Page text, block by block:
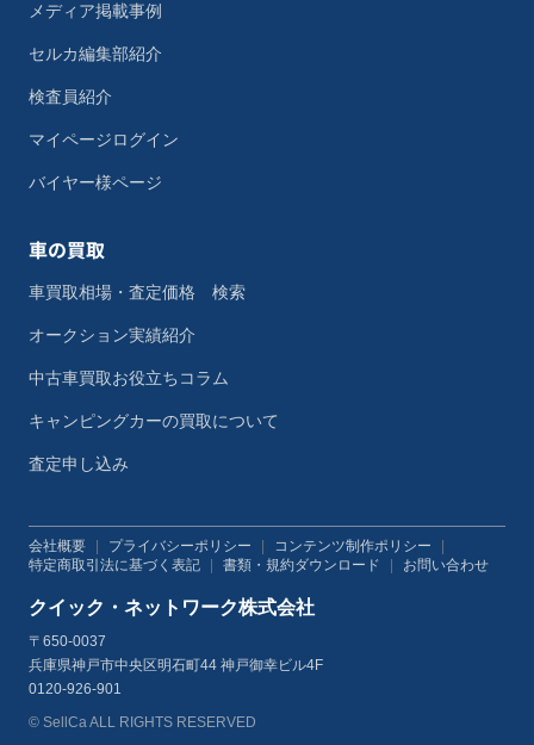
メディア掲載事例
セルカ編集部紹介
検査員紹介
マイページログイン
バイヤー様ページ
車の買取
車買取相場・査定価格 検索
オークション実績紹介
中古車買取お役立ちコラム
キャンピングカーの買取について
査定申し込み
会社概要 プライバシーポリシー コンテンツ制作ポリシー
特定商取引法に基づく表記
書類・規約ダウンロード お問い合わせ
クイック・ネットワーク株式会社
〒650-0037
兵庫県神戸市中央区明石町44 神戸御幸ビル4F
0120-926-901
© SellCa ALL RIGHTS RESERVED